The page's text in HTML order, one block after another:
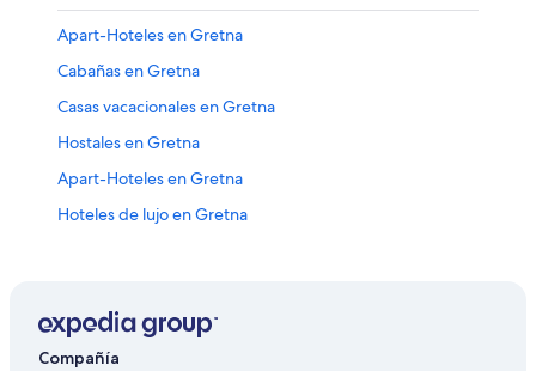
Apart-Hoteles en Gretna
Cabañas en Gretna
Casas vacacionales en Gretna
Hostales en Gretna
Apart-Hoteles en Gretna
Hoteles de lujo en Gretna
Hoteles que aceptan mascotas en Gretna
Hoteles en Gretna
Compañía